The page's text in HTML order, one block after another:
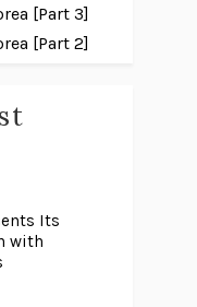
[Part 3]
[Part 2]
Its
with